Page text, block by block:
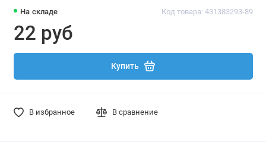
На складе Код товара: 431383293-89
22 руб
Купить
В избранное В сравнение